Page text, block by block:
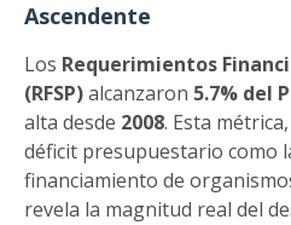
Ascendente
Los Requerimientos
(RFSP)alcanzaron 5.7% del
alta desde 2008. Esta
déficit presupuestario como
financiamiento de
revela la magnitud real del